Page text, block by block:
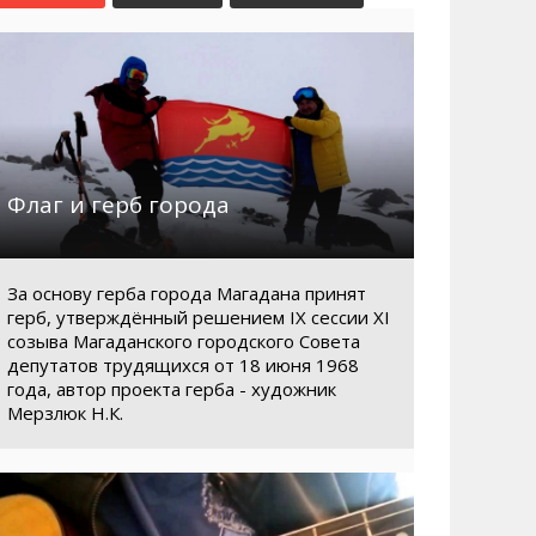
Маршруты. Улицы, остановки
Телефоны
Автобусы Магадан – Аэропорт
Таблица приливов отливов
Интернет
Жилье
Не мусорить
Браконьеры
Флаг и герб города
За основу герба города Магадана принят
герб, утверждённый решением IX сессии XI
созыва Магаданского городского Совета
депутатов трудящихся от 18 июня 1968
года, автор проекта герба - художник
Мерзлюк Н.К.